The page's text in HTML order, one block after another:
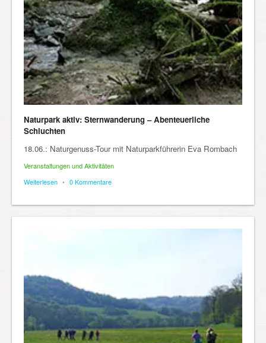
Naturpark aktiv: Sternwanderung – Abenteuerliche
Schluchten
18.06.: Naturgenuss-Tour mit Naturparkführerin Eva Rombach
Veranstaltungen und Aktivitäten
Weiterlesen • 0 Kommentare